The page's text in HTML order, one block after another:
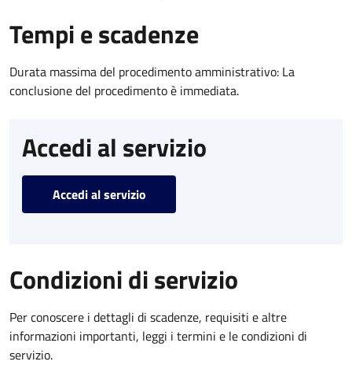
Tempi e scadenze
Durata massima del procedimento amministrativo: La
conclusione del procedimento è immediata.
Accedi al servizio
Accedi al servizio
Condizioni di servizio
Per conoscere i dettagli di scadenze, requisiti e altre
informazioni importanti, leggi i termini e le condizioni di
servizio.